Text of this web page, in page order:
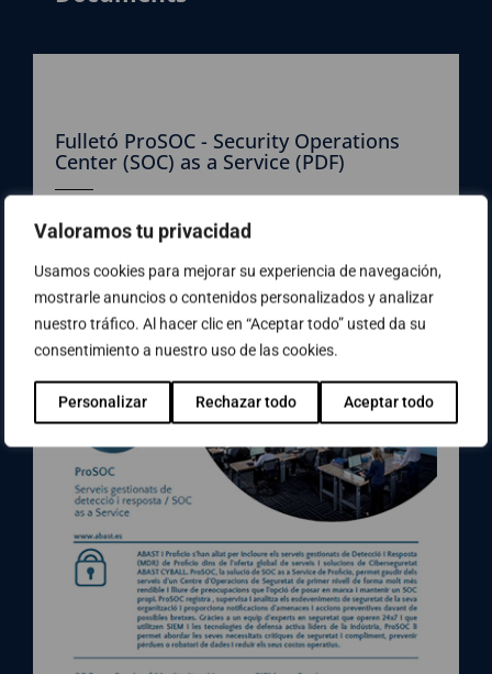
Valoramos tu privacidad
Usamos cookies para mejorar su experiencia de navegación,
mostrarle anuncios o contenidos personalizados y analizar
nuestro tráfico. Al hacer clic en “Aceptar todo” usted da su
consentimiento a nuestro uso de las cookies.
Personalizar Rechazar todo Aceptar todo
Fulletó ProSOC - Security Operations
Center (SOC) as a Service (PDF)
Descarrega en format PDF el Fulletó sobre ProSOC –
Security Operations Center (SOC) as a Service
Descarregar